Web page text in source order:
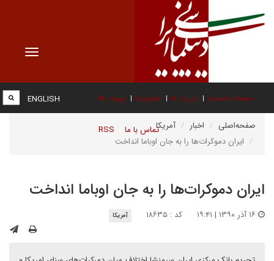
Toggle
صفحه نخست درباره ما عضویت پیوند ها
تماس با ما RSS
ENGLISH
صفحه‌اصلی اخبار
آمریکا
ایران دموکرات‌ها را به جان اوباما انداخت
ایران دموکرات‌ها را به جان اوباما انداخت
کد : ۱۸۶۳۵ آمریکا